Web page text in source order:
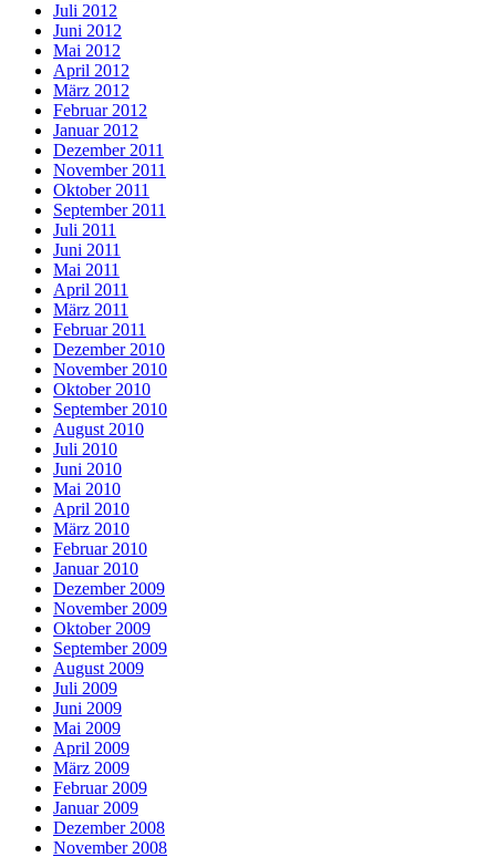
Juli 2012
Juni 2012
Mai 2012
April 2012
März 2012
Februar 2012
Januar 2012
Dezember 2011
November 2011
Oktober 2011
September 2011
Juli 2011
Juni 2011
Mai 2011
April 2011
März 2011
Februar 2011
Dezember 2010
November 2010
Oktober 2010
September 2010
August 2010
Juli 2010
Juni 2010
Mai 2010
April 2010
März 2010
Februar 2010
Januar 2010
Dezember 2009
November 2009
Oktober 2009
September 2009
August 2009
Juli 2009
Juni 2009
Mai 2009
April 2009
März 2009
Februar 2009
Januar 2009
Dezember 2008
November 2008